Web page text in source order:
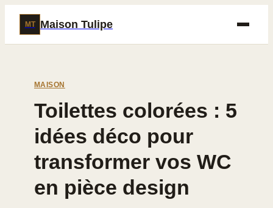
MT Maison Tulipe
MAISON
Toilettes colorées : 5
idées déco pour
transformer vos WC
en pièce design